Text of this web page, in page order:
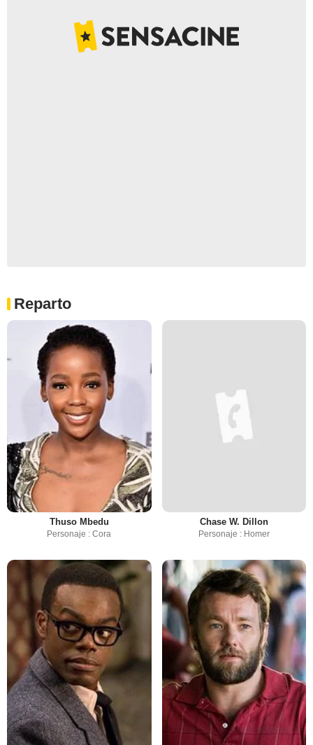
Reparto
Thuso Mbedu
Personaje : Cora
Chase W. Dillon
Personaje : Homer